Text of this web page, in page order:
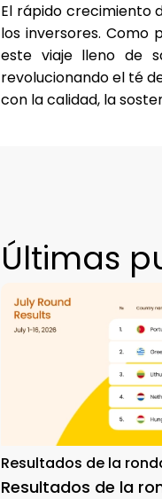
El rápido crecimiento
los inversores.
este viaje lleno de
revolucionando el té
con la calidad, la
Últimas
Resultados de la
Resultados de la